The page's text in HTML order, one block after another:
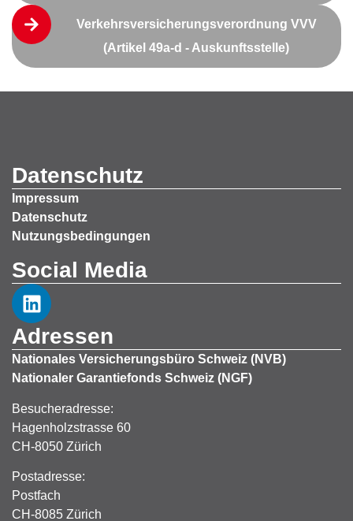
Verkehrsversicherungsverordnung VVV
(Artikel 49a-d - Auskunftsstelle)
Datenschutz
Impressum
Datenschutz
Nutzungsbedingungen
Social Media
Adressen
Nationales Versicherungsbüro Schweiz (NVB)
Nationaler Garantiefonds Schweiz (NGF)
Besucheradresse:
Hagenholzstrasse 60
CH-8050 Zürich
Postadresse:
Postfach
CH-8085 Zürich